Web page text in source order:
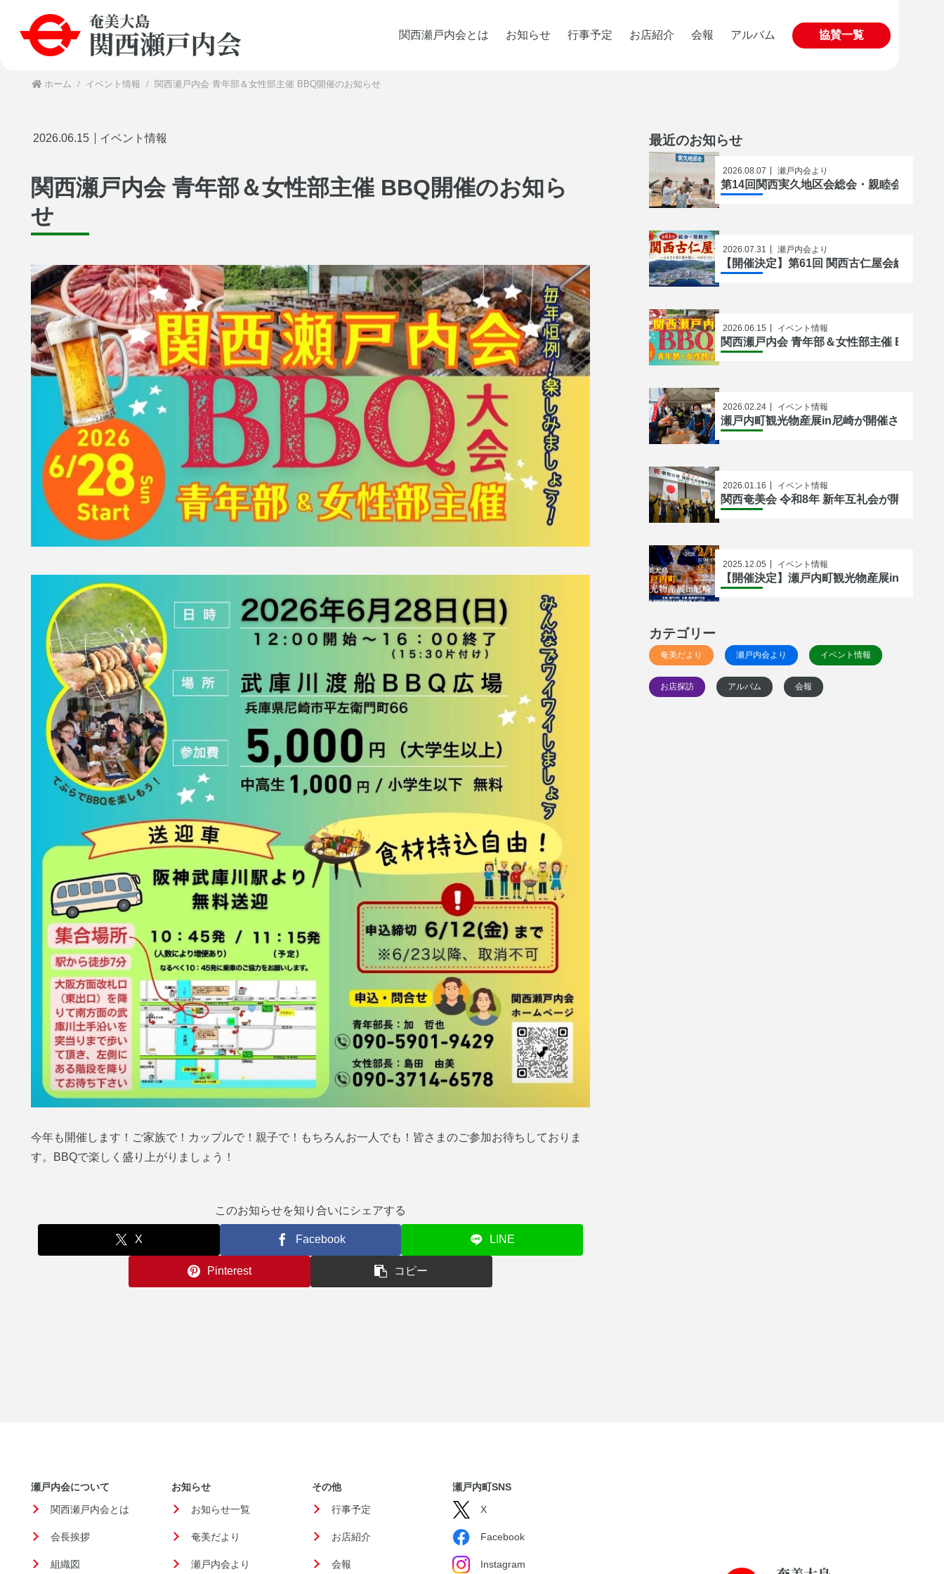
関西瀬戸内会とは お知らせ 行事予定 お店紹介 会報 アルバム 協賛一覧
ホーム イベント情報 関西瀬戸内会 青年部＆女性部主催 BBQ開催のお知らせ
2026.06.15 イベント情報
関西瀬戸内会 青年部＆女性部主催 BBQ開催のお知ら
せ
今年も開催します！ご家族で！カップルで！親子で！もちろんお一人でも！皆さまのご参加お待ちしておりま
す。BBQで楽しく盛り上がりましょう！
このお知らせを知り合いにシェアする
X Facebook LINE
Pinterest コピー
最近のお知らせ
第14回関西実久地区会総会・親睦会が開催
瀬戸内会より
2026.08.07
【開催決定】第61回 関西古仁屋会総会
瀬戸内会より
2026.07.31
関西瀬戸内会 青年部＆女性部主催 BBQ開
イベント情報
2026.06.15
瀬戸内町観光物産展in尼崎が開催されまし
イベント情報
2026.02.24
関西奄美会 令和8年 新年互礼会が開催され
イベント情報
2026.01.16
【開催決定】瀬戸内町観光物産展in尼崎
イベント情報
2025.12.05
カテゴリー
奄美だより 瀬戸内会より イベント情報
お店探訪 アルバム 会報
瀬戸内会について
関西瀬戸内会とは
会長挨拶
組織図
お知らせ
お知らせ一覧
奄美だより
瀬戸内会より
その他
行事予定
お店紹介
会報
瀬戸内町SNS
X
Facebook
Instagram